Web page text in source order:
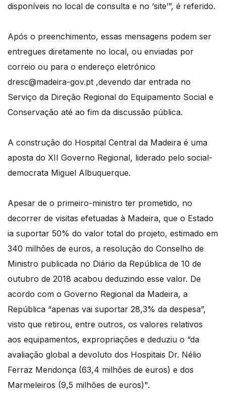
disponíveis no local de consulta e no ‘site’”, é referido.
Após o preenchimento, essas mensagens podem ser
entregues diretamente no local, ou enviadas por
correio ou para o endereço eletrónico
dresc@madeira-gov.pt ,devendo dar entrada no
Serviço da Direção Regional do Equipamento Social e
Conservação até ao fim da discussão pública.
A construção do Hospital Central da Madeira é uma
aposta do XII Governo Regional, liderado pelo social-
democrata Miguel Albuquerque.
Apesar de o primeiro-ministro ter prometido, no
decorrer de visitas efetuadas à Madeira, que o Estado
ia suportar 50% do valor total do projeto, estimado em
340 milhões de euros, a resolução do Conselho de
Ministro publicada no Diário da República de 10 de
outubro de 2018 acabou deduzindo esse valor. De
acordo com o Governo Regional da Madeira, a
República “apenas vai suportar 28,3% da despesa”,
visto que retirou, entre outros, os valores relativos
aos equipamentos, expropriações e deduziu o “da
avaliação global a devoluto dos Hospitais Dr. Nélio
Ferraz Mendonça (63,4 milhões de euros) e dos
Marmeleiros (9,5 milhões de euros)".